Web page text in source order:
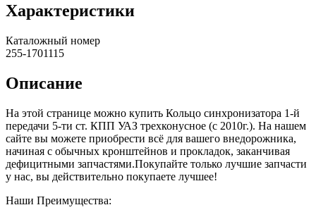
Характеристики
Каталожный номер
255-1701115
Описание
На этой странице можно купить Кольцо синхронизатора 1-й
передачи 5-ти ст. КПП УАЗ трехконусное (с 2010г.). На нашем
сайте вы можете приобрести всё для вашего внедорожника,
начиная с обычных кронштейнов и прокладок, заканчивая
дефицитными запчастями.Покупайте только лучшие запчасти
у нас, вы действительно покупаете лучшее!
Наши Преимущества: